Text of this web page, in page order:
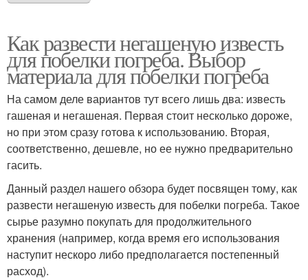
Как развести негашеную известь
для побелки погреба. Выбор
материала для побелки погреба
На самом деле вариантов тут всего лишь два: известь
гашеная и негашеная. Первая стоит несколько дороже,
но при этом сразу готова к использованию. Вторая,
соответственно, дешевле, но ее нужно предварительно
гасить.
Данный раздел нашего обзора будет посвящен тому, как
развести негашеную известь для побелки погреба. Такое
сырье разумно покупать для продолжительного
хранения (например, когда время его использования
наступит нескоро либо предполагается постепенный
расход).